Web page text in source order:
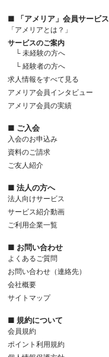
■ 「アメリア」会員サービス
「アメリアとは？」
サービスのご案内
└ 未経験の方へ
└ 経験者の方へ
求人情報をすべて見る
アメリア会員インタビュー
アメリア会員の実績
■ ご入会
入会のお申込み
資料のご請求
ご友人紹介
■ 法人の方へ
法人向けサービス
サービス紹介動画
ご利用企業一覧
■ お問い合わせ
よくあるご質問
お問い合わせ（連絡先）
会社概要
サイトマップ
■ 規約について
会員規約
ポイント利用規約